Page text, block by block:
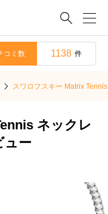

コミ数 1138 件
スワロフスキー Matrix
ネックレ
ュー